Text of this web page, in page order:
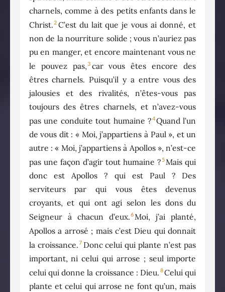
charnels, comme à des petits enfants dans le
Christ.2 C’est du lait que je vous ai donné, et
non de la nourriture solide ; vous n’auriez pas
pu en manger, et encore maintenant vous ne
le pouvez pas,3 car vous êtes encore des
êtres charnels. Puisqu’il y a entre vous des
jalousies et des rivalités, n’êtes-vous pas
toujours des êtres charnels, et n’avez-vous
pas une conduite tout humaine ?4Quand l’un
de vous dit : « Moi, j’appartiens à Paul », et un
autre : « Moi, j’appartiens à Apollos », n’est-ce
pas une façon d’agir tout humaine ?5Mais qui
donc est Apollos ? qui est Paul ? Des
serviteurs par qui vous êtes devenus
croyants, et qui ont agi selon les dons du
Seigneur à chacun d’eux.6Moi, j’ai planté,
Apollos a arrosé ; mais c’est Dieu qui donnait
la croissance.7 Donc celui qui plante n’est pas
important, ni celui qui arrose ; seul importe
celui qui donne la croissance : Dieu. 8Celui qui
plante et celui qui arrose ne font qu’un, mais